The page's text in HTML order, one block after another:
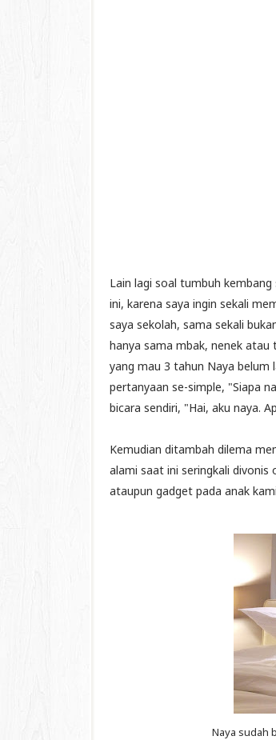
Lain lagi soal tumbuh
ini, karena saya ingin sekali
saya sekolah, sama sekali
hanya sama mbak, nenek atau
yang mau 3 tahun Naya belum
pertanyaan se-simple, "Siapa
bicara sendiri, "Hai, aku naya.
Kemudian ditambah dilema
alami saat ini seringkali
ataupun gadget pada anak
Naya sudah